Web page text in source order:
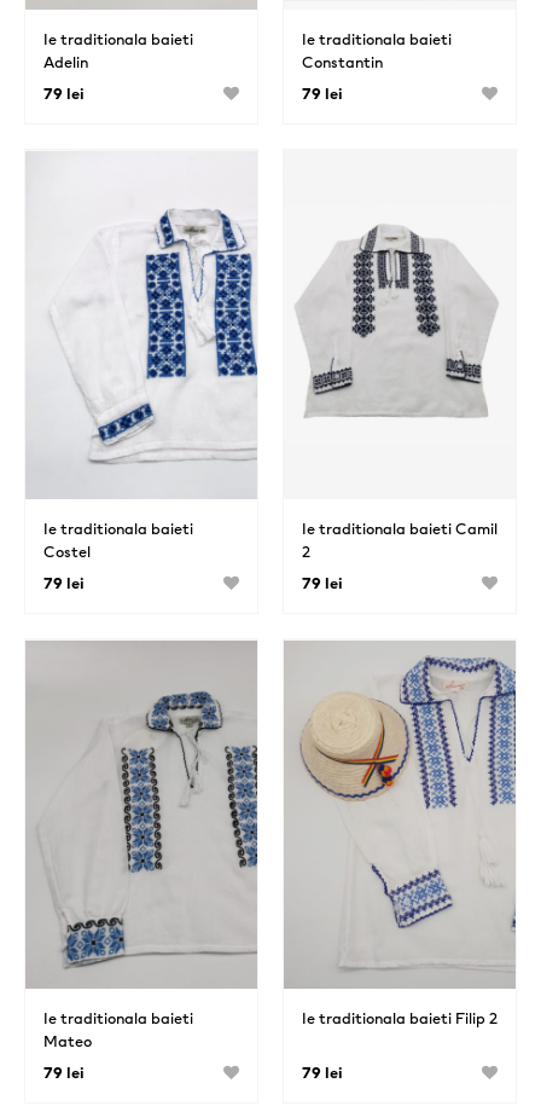
Ie traditionala baieti
Adelin
79 lei
Ie traditionala baieti
Constantin
79 lei
Ie traditionala baieti
Costel
79 lei
Ie traditionala baieti Camil
2
79 lei
Ie traditionala baieti
Mateo
79 lei
Ie traditionala baieti Filip 2
79 lei